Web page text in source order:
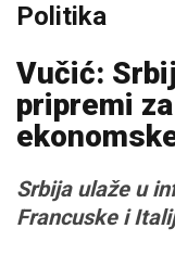
Politika
Vučić:
pripremi
Srbija ulaže u
Francuske i